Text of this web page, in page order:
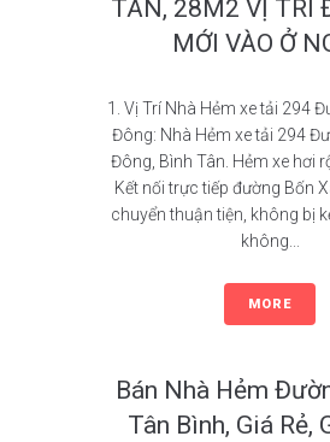
TÂN, 28M2 VỊ TRÍ
MỚI VÀO Ở
1. Vị Trí Nhà Hẻm xe tải 294
Đông: Nhà Hẻm xe tải 294
Đông, Bình Tân. Hẻm xe hơi
Kết nối trực tiếp đường Bốn
chuyển thuận tiện, không bị
không...
MORE
Bán Nhà Hẻm
Tân Bình, Giá Rẻ,